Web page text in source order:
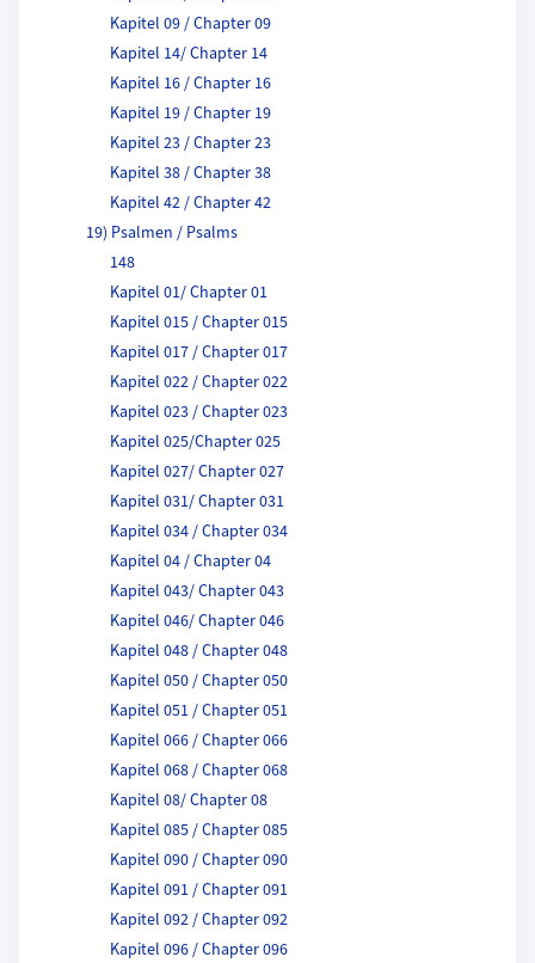
Kapitel 09 / Chapter 09
Kapitel 14/ Chapter 14
Kapitel 16 / Chapter 16
Kapitel 19 / Chapter 19
Kapitel 23 / Chapter 23
Kapitel 38 / Chapter 38
Kapitel 42 / Chapter 42
19) Psalmen / Psalms
148
Kapitel 01/ Chapter 01
Kapitel 015 / Chapter 015
Kapitel 017 / Chapter 017
Kapitel 022 / Chapter 022
Kapitel 023 / Chapter 023
Kapitel 025/Chapter 025
Kapitel 027/ Chapter 027
Kapitel 031/ Chapter 031
Kapitel 034 / Chapter 034
Kapitel 04 / Chapter 04
Kapitel 043/ Chapter 043
Kapitel 046/ Chapter 046
Kapitel 048 / Chapter 048
Kapitel 050 / Chapter 050
Kapitel 051 / Chapter 051
Kapitel 066 / Chapter 066
Kapitel 068 / Chapter 068
Kapitel 08/ Chapter 08
Kapitel 085 / Chapter 085
Kapitel 090 / Chapter 090
Kapitel 091 / Chapter 091
Kapitel 092 / Chapter 092
Kapitel 096 / Chapter 096